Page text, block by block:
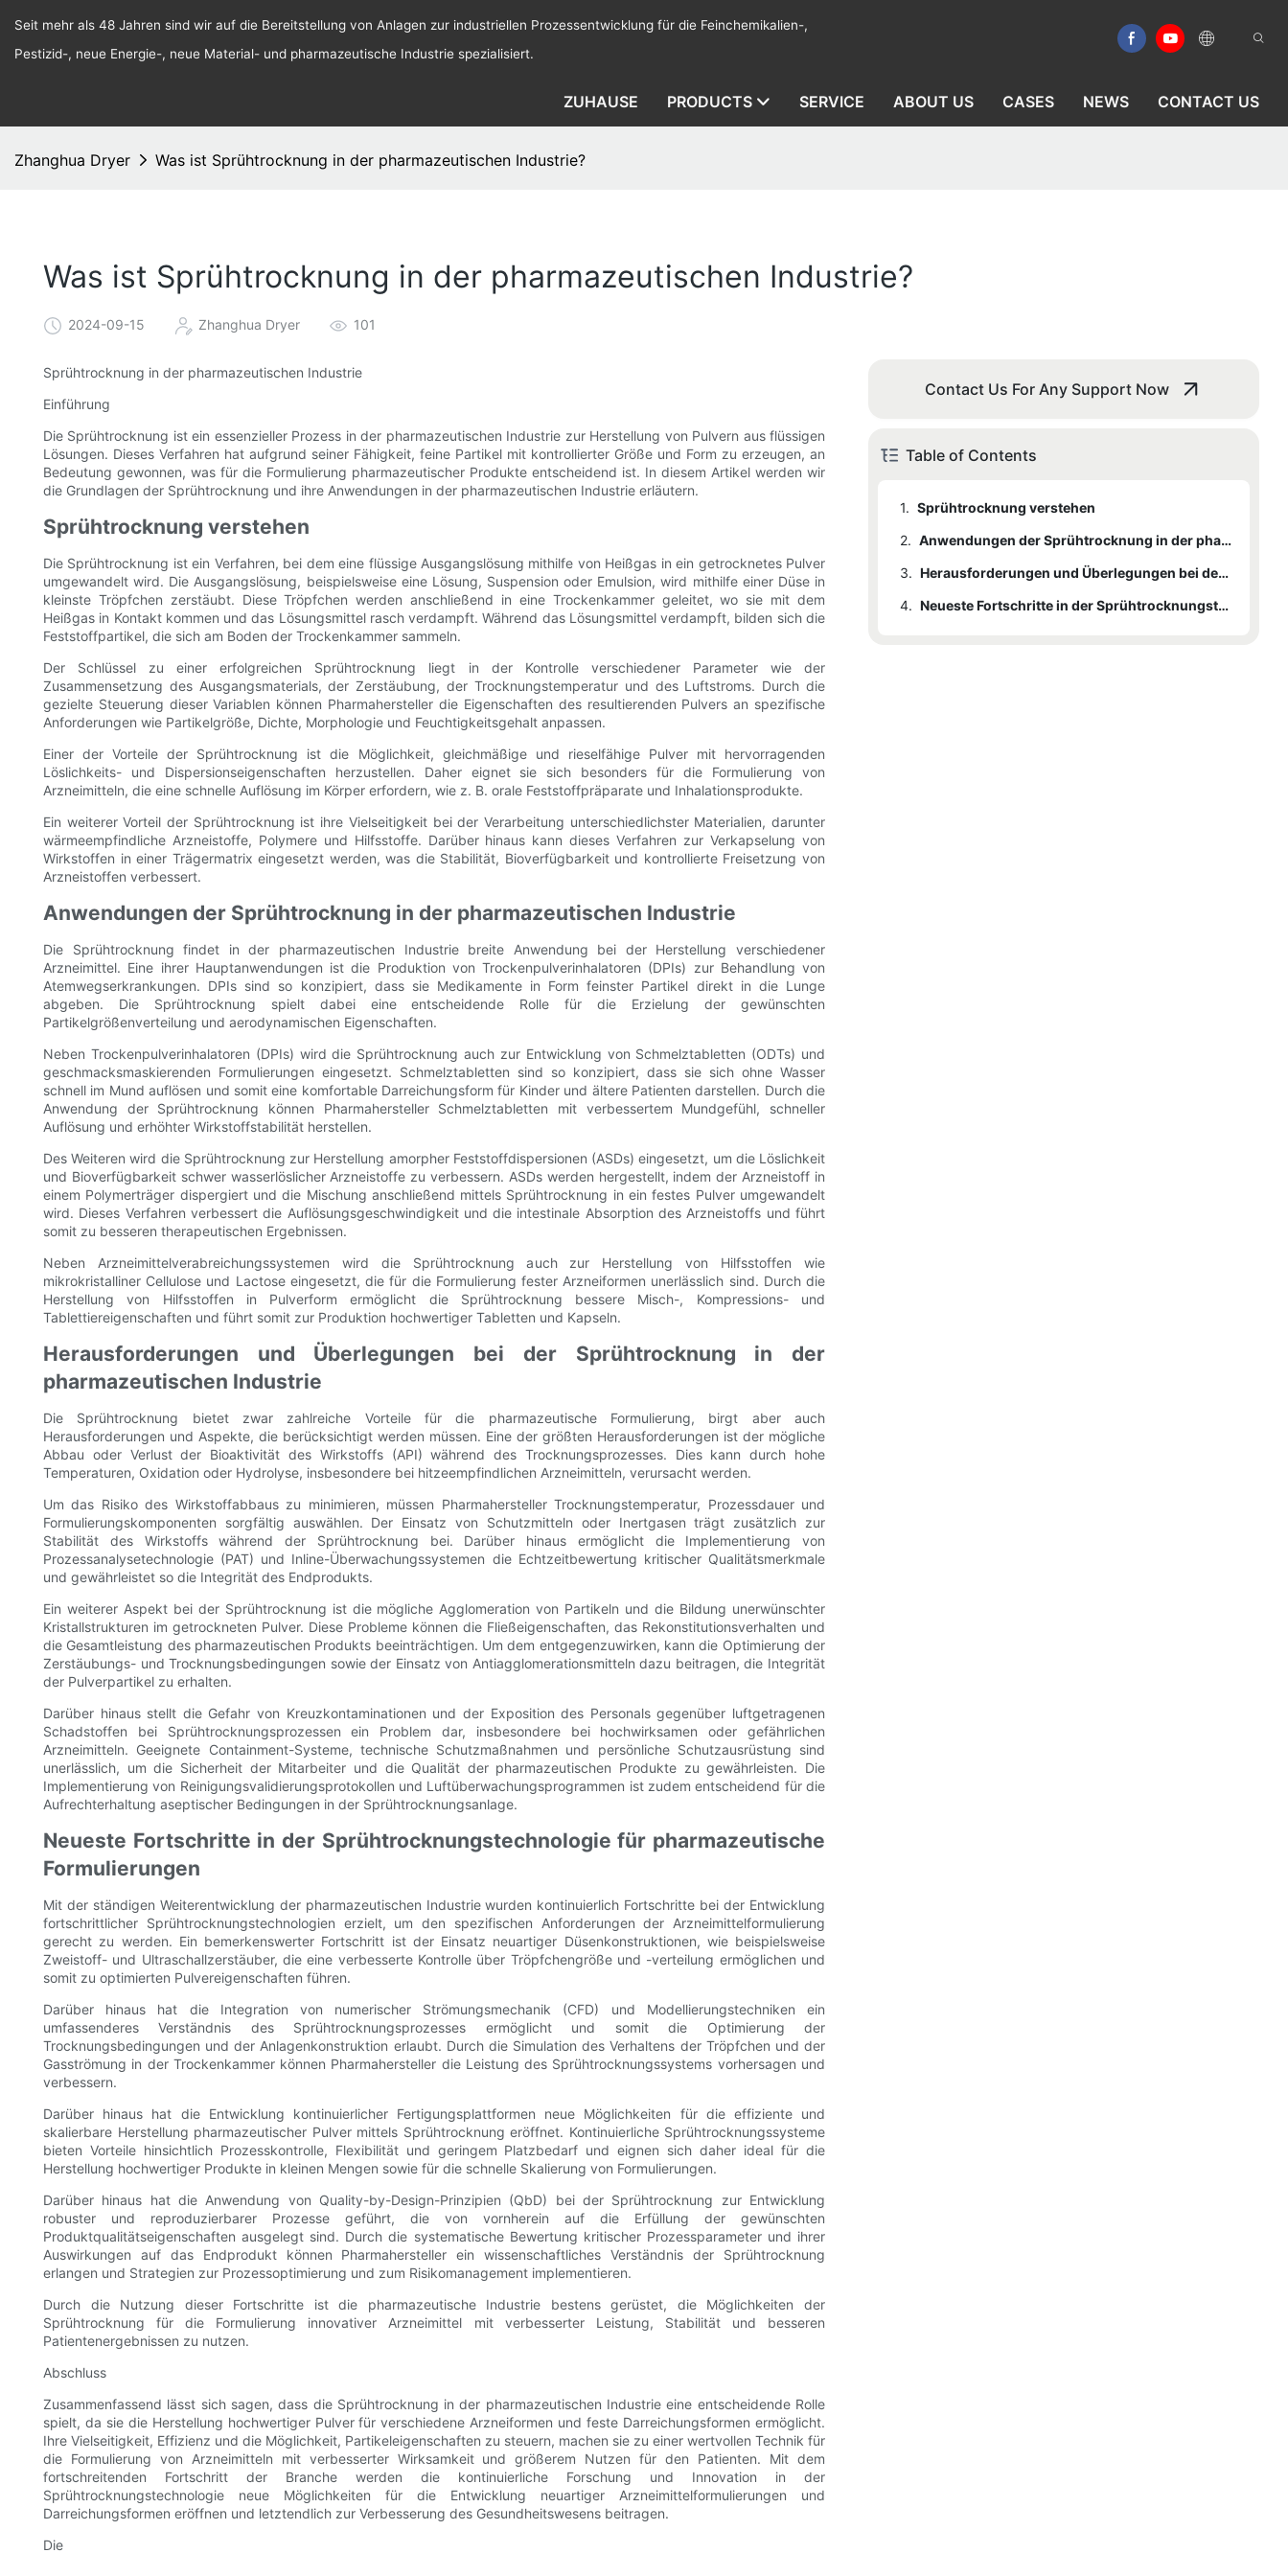
Seit mehr als 48 Jahren sind wir auf die Bereitstellung von Anlagen zur industriellen Prozessentwicklung für die Feinchemikalien-,
Pestizid-, neue Energie-, neue Material- und pharmazeutische Industrie spezialisiert.
ZUHAUSE PRODUCTS SERVICE ABOUT US CASES NEWS CONTACT US
Zhanghua Dryer Was ist Sprühtrocknung in der pharmazeutischen Industrie?
Was ist Sprühtrocknung in der pharmazeutischen Industrie?
2024-09-15 Zhanghua Dryer 101
Sprühtrocknung in der pharmazeutischen Industrie
Einführung
Die Sprühtrocknung ist ein essenzieller Prozess in der pharmazeutischen Industrie zur Herstellung von Pulvern aus flüssigen
Lösungen. Dieses Verfahren hat aufgrund seiner Fähigkeit, feine Partikel mit kontrollierter Größe und Form zu erzeugen, an
Bedeutung gewonnen, was für die Formulierung pharmazeutischer Produkte entscheidend ist. In diesem Artikel werden wir
die Grundlagen der Sprühtrocknung und ihre Anwendungen in der pharmazeutischen Industrie erläutern.
Sprühtrocknung verstehen
Die Sprühtrocknung ist ein Verfahren, bei dem eine flüssige Ausgangslösung mithilfe von Heißgas in ein getrocknetes Pulver
umgewandelt wird. Die Ausgangslösung, beispielsweise eine Lösung, Suspension oder Emulsion, wird mithilfe einer Düse in
kleinste Tröpfchen zerstäubt. Diese Tröpfchen werden anschließend in eine Trockenkammer geleitet, wo sie mit dem
Heißgas in Kontakt kommen und das Lösungsmittel rasch verdampft. Während das Lösungsmittel verdampft, bilden sich die
Feststoffpartikel, die sich am Boden der Trockenkammer sammeln.
Der Schlüssel zu einer erfolgreichen Sprühtrocknung liegt in der Kontrolle verschiedener Parameter wie der
Zusammensetzung des Ausgangsmaterials, der Zerstäubung, der Trocknungstemperatur und des Luftstroms. Durch die
gezielte Steuerung dieser Variablen können Pharmahersteller die Eigenschaften des resultierenden Pulvers an spezifische
Anforderungen wie Partikelgröße, Dichte, Morphologie und Feuchtigkeitsgehalt anpassen.
Einer der Vorteile der Sprühtrocknung ist die Möglichkeit, gleichmäßige und rieselfähige Pulver mit hervorragenden
Löslichkeits- und Dispersionseigenschaften herzustellen. Daher eignet sie sich besonders für die Formulierung von
Arzneimitteln, die eine schnelle Auflösung im Körper erfordern, wie z. B. orale Feststoffpräparate und Inhalationsprodukte.
Ein weiterer Vorteil der Sprühtrocknung ist ihre Vielseitigkeit bei der Verarbeitung unterschiedlichster Materialien, darunter
wärmeempfindliche Arzneistoffe, Polymere und Hilfsstoffe. Darüber hinaus kann dieses Verfahren zur Verkapselung von
Wirkstoffen in einer Trägermatrix eingesetzt werden, was die Stabilität, Bioverfügbarkeit und kontrollierte Freisetzung von
Arzneistoffen verbessert.
Anwendungen der Sprühtrocknung in der pharmazeutischen Industrie
Die Sprühtrocknung findet in der pharmazeutischen Industrie breite Anwendung bei der Herstellung verschiedener
Arzneimittel. Eine ihrer Hauptanwendungen ist die Produktion von Trockenpulverinhalatoren (DPIs) zur Behandlung von
Atemwegserkrankungen. DPIs sind so konzipiert, dass sie Medikamente in Form feinster Partikel direkt in die Lunge
abgeben. Die Sprühtrocknung spielt dabei eine entscheidende Rolle für die Erzielung der gewünschten
Partikelgrößenverteilung und aerodynamischen Eigenschaften.
Neben Trockenpulverinhalatoren (DPIs) wird die Sprühtrocknung auch zur Entwicklung von Schmelztabletten (ODTs) und
geschmacksmaskierenden Formulierungen eingesetzt. Schmelztabletten sind so konzipiert, dass sie sich ohne Wasser
schnell im Mund auflösen und somit eine komfortable Darreichungsform für Kinder und ältere Patienten darstellen. Durch die
Anwendung der Sprühtrocknung können Pharmahersteller Schmelztabletten mit verbessertem Mundgefühl, schneller
Auflösung und erhöhter Wirkstoffstabilität herstellen.
Des Weiteren wird die Sprühtrocknung zur Herstellung amorpher Feststoffdispersionen (ASDs) eingesetzt, um die Löslichkeit
und Bioverfügbarkeit schwer wasserlöslicher Arzneistoffe zu verbessern. ASDs werden hergestellt, indem der Arzneistoff in
einem Polymerträger dispergiert und die Mischung anschließend mittels Sprühtrocknung in ein festes Pulver umgewandelt
wird. Dieses Verfahren verbessert die Auflösungsgeschwindigkeit und die intestinale Absorption des Arzneistoffs und führt
somit zu besseren therapeutischen Ergebnissen.
Neben Arzneimittelverabreichungssystemen wird die Sprühtrocknung auch zur Herstellung von Hilfsstoffen wie
mikrokristalliner Cellulose und Lactose eingesetzt, die für die Formulierung fester Arzneiformen unerlässlich sind. Durch die
Herstellung von Hilfsstoffen in Pulverform ermöglicht die Sprühtrocknung bessere Misch-, Kompressions- und
Tablettiereigenschaften und führt somit zur Produktion hochwertiger Tabletten und Kapseln.
Herausforderungen und Überlegungen bei der Sprühtrocknung in der
pharmazeutischen Industrie
Die Sprühtrocknung bietet zwar zahlreiche Vorteile für die pharmazeutische Formulierung, birgt aber auch
Herausforderungen und Aspekte, die berücksichtigt werden müssen. Eine der größten Herausforderungen ist der mögliche
Abbau oder Verlust der Bioaktivität des Wirkstoffs (API) während des Trocknungsprozesses. Dies kann durch hohe
Temperaturen, Oxidation oder Hydrolyse, insbesondere bei hitzeempfindlichen Arzneimitteln, verursacht werden.
Um das Risiko des Wirkstoffabbaus zu minimieren, müssen Pharmahersteller Trocknungstemperatur, Prozessdauer und
Formulierungskomponenten sorgfältig auswählen. Der Einsatz von Schutzmitteln oder Inertgasen trägt zusätzlich zur
Stabilität des Wirkstoffs während der Sprühtrocknung bei. Darüber hinaus ermöglicht die Implementierung von
Prozessanalysetechnologie (PAT) und Inline-Überwachungssystemen die Echtzeitbewertung kritischer Qualitätsmerkmale
und gewährleistet so die Integrität des Endprodukts.
Ein weiterer Aspekt bei der Sprühtrocknung ist die mögliche Agglomeration von Partikeln und die Bildung unerwünschter
Kristallstrukturen im getrockneten Pulver. Diese Probleme können die Fließeigenschaften, das Rekonstitutionsverhalten und
die Gesamtleistung des pharmazeutischen Produkts beeinträchtigen. Um dem entgegenzuwirken, kann die Optimierung der
Zerstäubungs- und Trocknungsbedingungen sowie der Einsatz von Antiagglomerationsmitteln dazu beitragen, die Integrität
der Pulverpartikel zu erhalten.
Darüber hinaus stellt die Gefahr von Kreuzkontaminationen und der Exposition des Personals gegenüber luftgetragenen
Schadstoffen bei Sprühtrocknungsprozessen ein Problem dar, insbesondere bei hochwirksamen oder gefährlichen
Arzneimitteln. Geeignete Containment-Systeme, technische Schutzmaßnahmen und persönliche Schutzausrüstung sind
unerlässlich, um die Sicherheit der Mitarbeiter und die Qualität der pharmazeutischen Produkte zu gewährleisten. Die
Implementierung von Reinigungsvalidierungsprotokollen und Luftüberwachungsprogrammen ist zudem entscheidend für die
Aufrechterhaltung aseptischer Bedingungen in der Sprühtrocknungsanlage.
Neueste Fortschritte in der Sprühtrocknungstechnologie für pharmazeutische
Formulierungen
Mit der ständigen Weiterentwicklung der pharmazeutischen Industrie wurden kontinuierlich Fortschritte bei der Entwicklung
fortschrittlicher Sprühtrocknungstechnologien erzielt, um den spezifischen Anforderungen der Arzneimittelformulierung
gerecht zu werden. Ein bemerkenswerter Fortschritt ist der Einsatz neuartiger Düsenkonstruktionen, wie beispielsweise
Zweistoff- und Ultraschallzerstäuber, die eine verbesserte Kontrolle über Tröpfchengröße und -verteilung ermöglichen und
somit zu optimierten Pulvereigenschaften führen.
Darüber hinaus hat die Integration von numerischer Strömungsmechanik (CFD) und Modellierungstechniken ein
umfassenderes Verständnis des Sprühtrocknungsprozesses ermöglicht und somit die Optimierung der
Trocknungsbedingungen und der Anlagenkonstruktion erlaubt. Durch die Simulation des Verhaltens der Tröpfchen und der
Gasströmung in der Trockenkammer können Pharmahersteller die Leistung des Sprühtrocknungssystems vorhersagen und
verbessern.
Darüber hinaus hat die Entwicklung kontinuierlicher Fertigungsplattformen neue Möglichkeiten für die effiziente und
skalierbare Herstellung pharmazeutischer Pulver mittels Sprühtrocknung eröffnet. Kontinuierliche Sprühtrocknungssysteme
bieten Vorteile hinsichtlich Prozesskontrolle, Flexibilität und geringem Platzbedarf und eignen sich daher ideal für die
Herstellung hochwertiger Produkte in kleinen Mengen sowie für die schnelle Skalierung von Formulierungen.
Darüber hinaus hat die Anwendung von Quality-by-Design-Prinzipien (QbD) bei der Sprühtrocknung zur Entwicklung
robuster und reproduzierbarer Prozesse geführt, die von vornherein auf die Erfüllung der gewünschten
Produktqualitätseigenschaften ausgelegt sind. Durch die systematische Bewertung kritischer Prozessparameter und ihrer
Auswirkungen auf das Endprodukt können Pharmahersteller ein wissenschaftliches Verständnis der Sprühtrocknung
erlangen und Strategien zur Prozessoptimierung und zum Risikomanagement implementieren.
Durch die Nutzung dieser Fortschritte ist die pharmazeutische Industrie bestens gerüstet, die Möglichkeiten der
Sprühtrocknung für die Formulierung innovativer Arzneimittel mit verbesserter Leistung, Stabilität und besseren
Patientenergebnissen zu nutzen.
Abschluss
Zusammenfassend lässt sich sagen, dass die Sprühtrocknung in der pharmazeutischen Industrie eine entscheidende Rolle
spielt, da sie die Herstellung hochwertiger Pulver für verschiedene Arzneiformen und feste Darreichungsformen ermöglicht.
Ihre Vielseitigkeit, Effizienz und die Möglichkeit, Partikeleigenschaften zu steuern, machen sie zu einer wertvollen Technik für
die Formulierung von Arzneimitteln mit verbesserter Wirksamkeit und größerem Nutzen für den Patienten. Mit dem
fortschreitenden Fortschritt der Branche werden die kontinuierliche Forschung und Innovation in der
Sprühtrocknungstechnologie neue Möglichkeiten für die Entwicklung neuartiger Arzneimittelformulierungen und
Darreichungsformen eröffnen und letztendlich zur Verbesserung des Gesundheitswesens beitragen.
Die
Contact Us For Any Support Now
Table of Contents
1. Sprühtrocknung verstehen
2.
Anwendungen der Sprühtrocknung in der pharmazeutischen Industrie
3.
Herausforderungen und Überlegungen bei der Sprühtrocknung in der pharmazeutischen Industrie
4.
Neueste Fortschritte in der Sprühtrocknungstechnologie für pharmazeutische Formulierungen